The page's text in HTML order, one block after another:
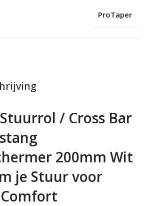
/ Cross Bar
200mm Wit
je Stuur voor
ProTaper